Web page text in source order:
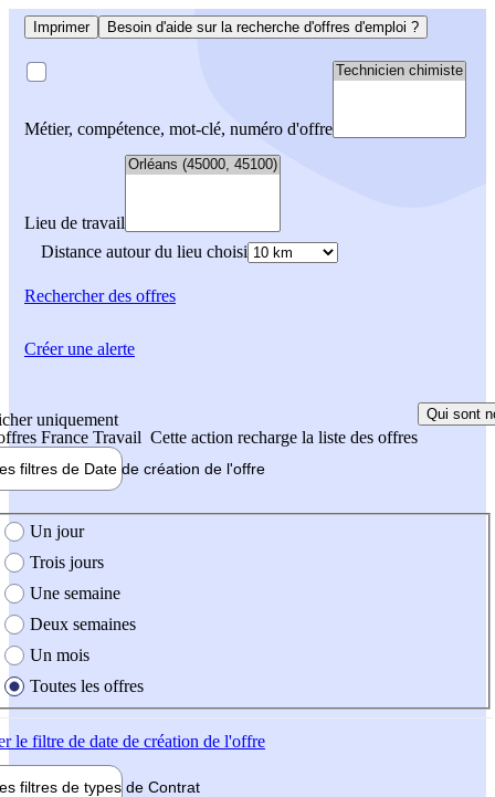
Imprimer Besoin d'aide sur la recherche d'offres d'emploi ?
Métier, compétence, mot-clé, numéro d'offre
Lieu de travail
Distance autour du lieu choisi
Rechercherdes offres
uniquement
France Travail Cette action recharge la liste des offres
Qui sont
filtres de Date de création de l'offre
création de l'offre
Un jour
Trois jours
Une semaine
Deux semaines
Un mois
Toutes les offres
le filtre de date de création de l'offre
filtres de types de Contrat
Créer une alerte